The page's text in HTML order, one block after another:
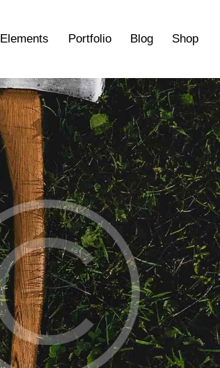
Elements Portfolio Blog Shop